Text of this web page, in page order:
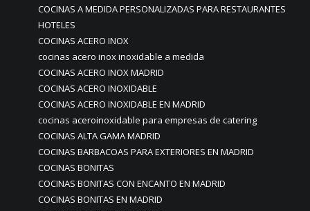
COCINAS A MEDIDA PERSONALIZADAS PARA RESTAURANTES
HOTELES
COCINAS ACERO INOX
cocinas acero inox inoxidable a medida
COCINAS ACERO INOX MADRID
COCINAS ACERO INOXIDABLE
COCINAS ACERO INOXIDABLE EN MADRID
cocinas aceroinoxidable para empresas de catering
COCINAS ALTA GAMA MADRID
COCINAS BARBACOAS PARA EXTERIORES EN MADRID
COCINAS BONITAS
COCINAS BONITAS CON ENCANTO EN MADRID
COCINAS BONITAS EN MADRID